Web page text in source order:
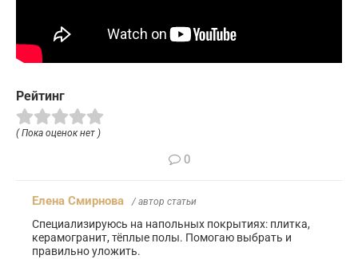
Рейтинг
( Пока оценок нет )
0
Елена Смирнова / автор статьи
Специализируюсь на напольных покрытиях: плитка,
керамогранит, тёплые полы. Помогаю выбрать и
правильно уложить.